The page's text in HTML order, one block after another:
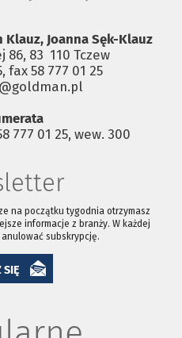
Klauz, Joanna Sęk-Klauz
83 ­ 110 Tczew
fax 58 777 01 25
777 01 25, wew. 300
na początku tygodnia otrzymasz
informacje z branży. W każdej
subskrypcję.
SIĘ